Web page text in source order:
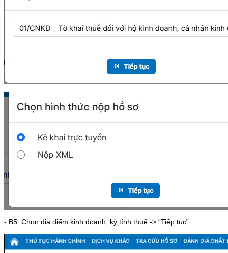
- B5: Chọn địa điểm kinh doanh, kỳ tính thuế -> “Tiếp tục”